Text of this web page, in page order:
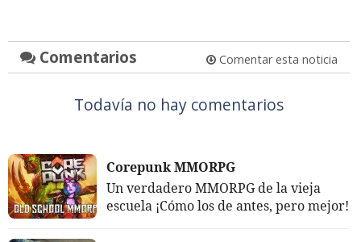
Comentarios Comentar esta noticia
Todavía no hay comentarios
Corepunk MMORPG
Un verdadero MMORPG de la vieja
escuela ¡Cómo los de antes, pero mejor!